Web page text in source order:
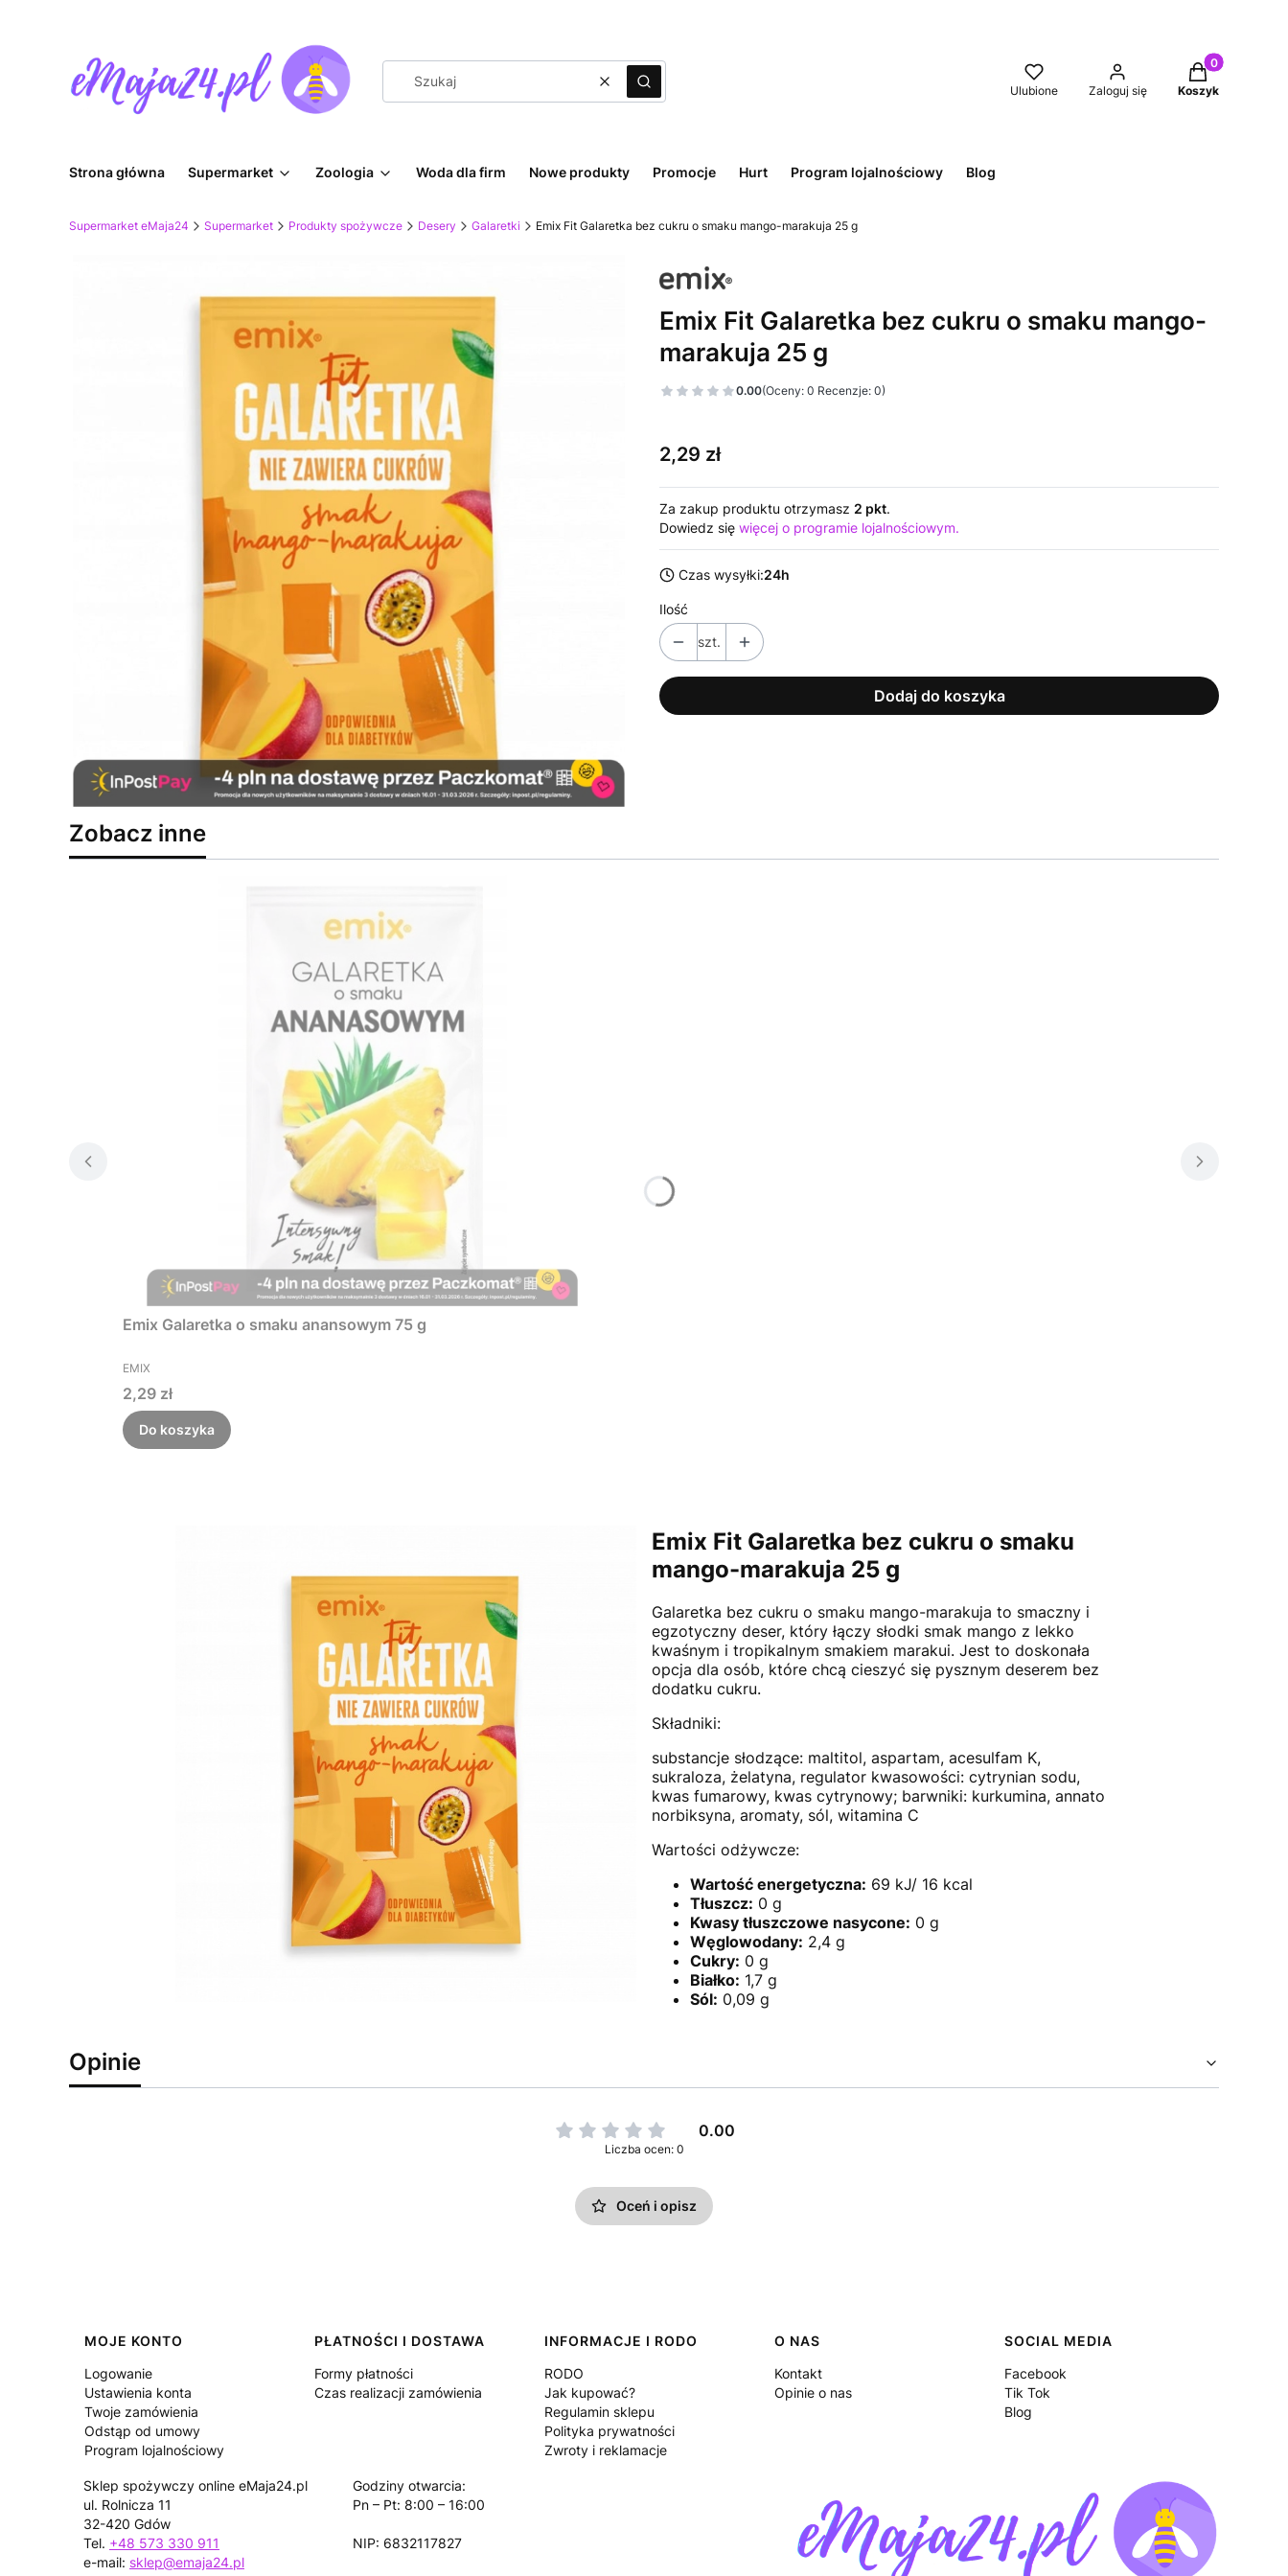
WyczyśćSzukaj Ulubione Zaloguj się
Produkty w
Koszyk
Strona główna Supermarket Zoologia Woda dla firm Nowe produkty Promocje Hurt Program lojalnościowy Blog
Supermarket eMaja24 Supermarket Produkty spożywcze Desery Galaretki Emix Fit Galaretka bez cukru o smaku mango-marakuja 25 g
Emix Fit Galaretka bez cukru o smaku mango-
marakuja 25 g
0.00(Oceny: 0 Recenzje: 0)
Cena
2,29 zł
Za zakup produktu otrzymasz 2 pkt.
Dowiedz się więcej o programie lojalnościowym.
Czas wysyłki:24h
Ilość
szt.
Dodaj do koszyka
Zobacz inne
Emix Galaretka o smaku anansowym 75 g
PRODUCENT
EMIX
Cena
2,29 zł
Do koszyka
Emix Fit Galaretka bez cukru o smaku
mango-marakuja 25 g
Galaretka bez cukru o smaku mango-marakuja to smaczny i
egzotyczny deser, który łączy słodki smak mango z lekko
kwaśnym i tropikalnym smakiem marakui. Jest to doskonała
opcja dla osób, które chcą cieszyć się pysznym deserem bez
dodatku cukru.
Składniki:
substancje słodzące: maltitol, aspartam, acesulfam K,
sukraloza, żelatyna, regulator kwasowości: cytrynian sodu,
kwas fumarowy, kwas cytrynowy; barwniki: kurkumina, annato
norbiksyna, aromaty, sól, witamina C
Wartości odżywcze:
Wartość energetyczna: 69 kJ/ 16 kcal
Tłuszcz: 0 g
Kwasy tłuszczowe nasycone: 0 g
Węglowodany: 2,4 g
Cukry: 0 g
Białko: 1,7 g
Sól: 0,09 g
Opinie
0.00
Liczba ocen: 0
Oceń i opisz
Linki w stopce
MOJE KONTO
Logowanie
Ustawienia konta
Twoje zamówienia
Odstąp od umowy
Program lojalnościowy
PŁATNOŚCI I DOSTAWA
Formy płatności
Czas realizacji zamówienia
INFORMACJE I RODO
RODO
Jak kupować?
Regulamin sklepu
Polityka prywatności
Zwroty i reklamacje
O NAS
Kontakt
Opinie o nas
SOCIAL MEDIA
Facebook
Tik Tok
Blog
Sklep spożywczy online eMaja24.pl
ul. Rolnicza 11
32-420 Gdów
Tel. +48 573 330 911
e-mail: sklep@emaja24.pl
Godziny otwarcia:
Pn – Pt: 8:00 – 16:00
NIP: 6832117827